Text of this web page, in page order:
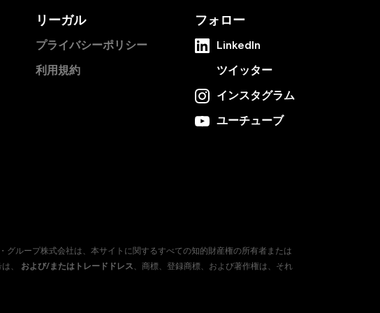
リーガル
プライバシーポリシー
利用規約
フォロー
LinkedIn
ツイッター
インスタグラム
ユーチューブ
ループ株式会社は、本サイトに関するすべての知的財産権の所有者または
、 および/またはトレードドレス、商標、登録商標、および著作権は、それ